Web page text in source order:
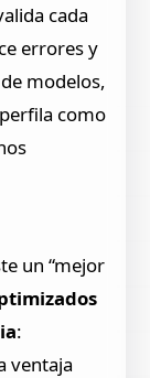
cada
errores y
modelos,
como
un “mejor
:
ventaja